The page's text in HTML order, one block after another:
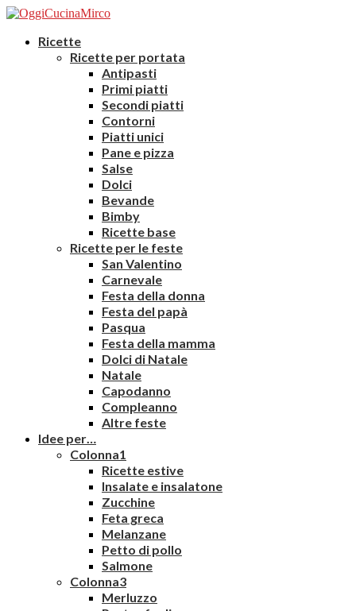
Ricette
Ricette per portata
Antipasti
Primi piatti
Secondi piatti
Contorni
Piatti unici
Pane e pizza
Salse
Dolci
Bevande
Bimby
Ricette base
Ricette per le feste
San Valentino
Carnevale
Festa della donna
Festa del papà
Pasqua
Festa della mamma
Dolci di Natale
Natale
Capodanno
Compleanno
Altre feste
Idee per…
Colonna1
Ricette estive
Insalate e insalatone
Zucchine
Feta greca
Melanzane
Petto di pollo
Salmone
Colonna3
Merluzzo